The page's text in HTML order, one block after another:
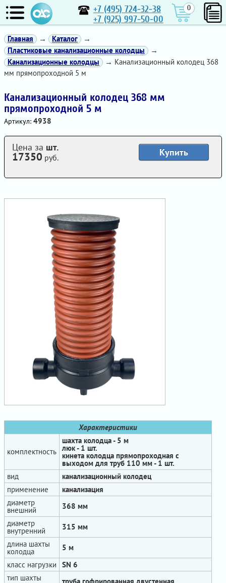
+7 (495) 724-32-38
+7 (925) 997-50-00
0
Главная → Каталог
→
Пластиковые канализационные колодцы
→
Канализационные колодцы
→ Канализационный колодец 368
мм прямопроходной 5 м
Канализационный колодец 368 мм
прямопроходной 5 м
Артикул: 4938
Характеристики
комплектность
шахта колодца - 5 м
люк - 1 шт.
кинета колодца прямопроходная с
выходом для труб 110 мм - 1 шт.
вид
канализационный колодец
применение
канализация
диаметр
внешний
368 мм
диаметр
внутренний
315 мм
длина шахты
колодца
5 м
класс нагрузки
SN 6
тип шахты
Купить
Цена за шт.
17350 руб.